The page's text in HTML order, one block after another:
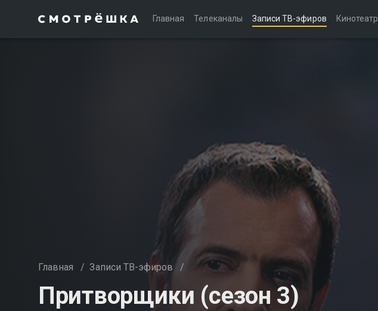
Главная Телеканалы Записи ТВ-эфиров Кинотеатр
Главная / Записи ТВ-эфиров /
Притворщики (сезон 3)